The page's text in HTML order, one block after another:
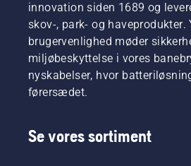
innovation siden 1689 og
skov-, park- og haveprodukter.
brugervenlighed møder
miljøbeskyttelse i vores
nyskabelser, hvor
førersædet.
Se vores sortiment